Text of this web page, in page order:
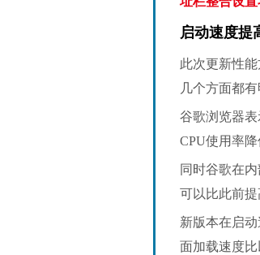
启动速度提
此次更新性
几个方面都有
谷歌浏览器
CPU使用率降
同时谷歌在
可以比此前提
新版本在启
面加载速度比